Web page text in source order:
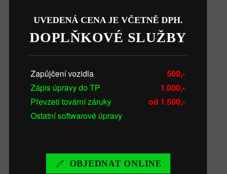
UVEDENÁ CENA JE VČETNĚ DPH.
DOPLŇKOVÉ SLUŽBY
Zapůjčení vozidla
500,-
Zápis úpravy do TP
1.000,-
Převzetí tovární záruky
od 1.500,-
Ostatní softwarové úpravy
OBJEDNAT ONLINE